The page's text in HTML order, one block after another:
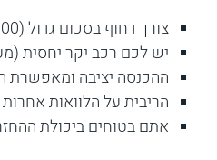
צורך דחוף בסכום גדול (20,000+ ₪)
יש לכם רכב יקר יחסית (מעל
ההכנסה יציבה ומאפשרת
הריבית על הלוואות
אתם בטוחים ביכולת